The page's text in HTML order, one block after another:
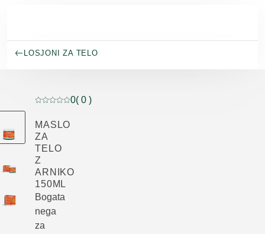
LOSJONI ZA TELO
Trenutna ocena: 0 od 5 zvezdic ocenil/-a 0 kupcev
0( 0 )
MASLO
ZA
TELO
Z
ARNIKO
150ML
Bogata
nega
za